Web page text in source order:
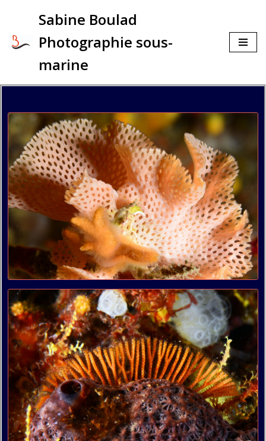
Aller
au
contenu
Sabine Boulad
Photographie sous-
marine